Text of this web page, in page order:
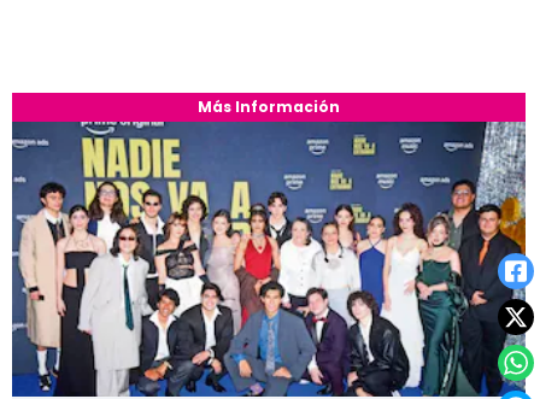
Más Información